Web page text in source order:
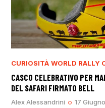
CURIOSITÀ WORLD RALLY
CASCO CELEBRATIVO PER
DEL SAFARI FIRMATO BELL
Alex Alessandrini 17